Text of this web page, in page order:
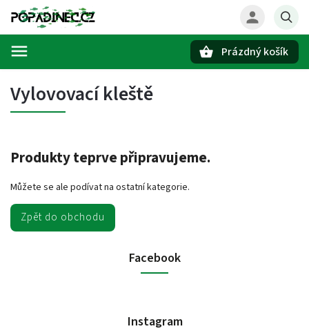
Prázdný košík
Vylovovací kleště
Produkty teprve připravujeme.
Můžete se ale podívat na ostatní kategorie.
Zpět do obchodu
Facebook
Instagram